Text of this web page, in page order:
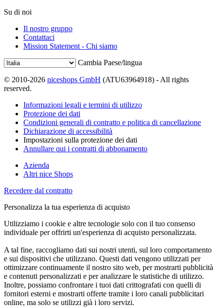
Su di noi
Il nostro gruppo
Contattaci
Mission Statement - Chi siamo
Cambia Paese/lingua
© 2010-2026 niceshops GmbH (ATU63964918) - All rights
reserved.
Informazioni legali e termini di utilizzo
Protezione dei dati
Condizioni generali di contratto e politica di cancellazione
Dichiarazione di accessibilità
Impostazioni sulla protezione dei dati
Annullare qui i contratti di abbonamento
Azienda
Altri nice Shops
Recedere dal contratto
Personalizza la tua esperienza di acquisto
Utilizziamo i cookie e altre tecnologie solo con il tuo consenso
individuale per offrirti un'esperienza di acquisto personalizzata.
A tal fine, raccogliamo dati sui nostri utenti, sul loro comportamento
e sui dispositivi che utilizzano. Questi dati vengono utilizzati per
ottimizzare continuamente il nostro sito web, per mostrarti pubblicità
e contenuti personalizzati e per analizzare le statistiche di utilizzo.
Inoltre, possiamo confrontare i tuoi dati crittografati con quelli di
fornitori esterni e mostrarti offerte tramite i loro canali pubblicitari
online, ma solo se utilizzi già i loro servizi.